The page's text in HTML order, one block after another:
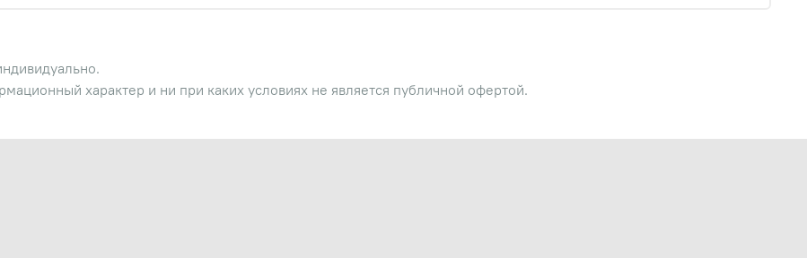
характер и ни при каких условиях не является публичной офертой.